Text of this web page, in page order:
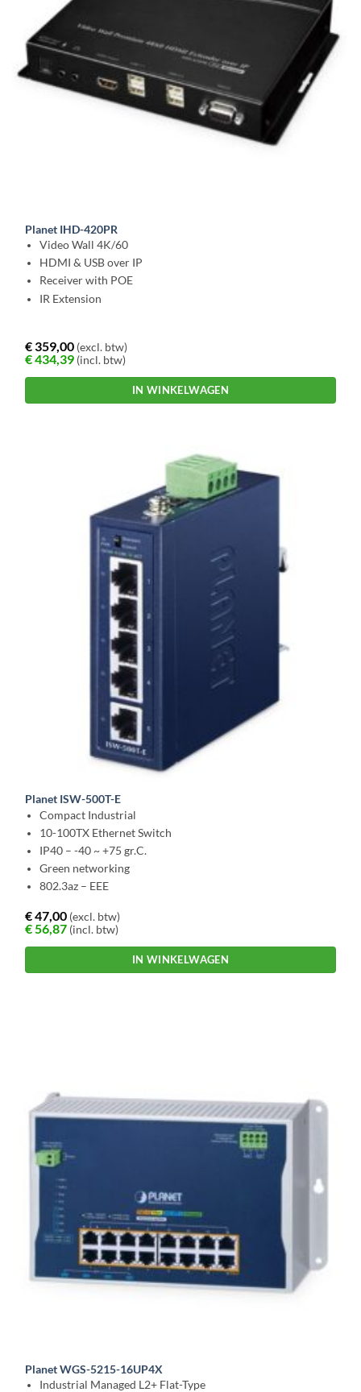
Planet IHD-420PR
Video Wall 4K/60
HDMI & USB over IP
Receiver with POE
IR Extension
€359,00 (excl. btw)
€434,39 (incl. btw)
IN WINKELWAGEN
Planet ISW-500T-E
Compact Industrial
10-100TX Ethernet Switch
IP40 – -40 ~ +75 gr.C.
Green networking
802.3az – EEE
€47,00 (excl. btw)
€56,87 (incl. btw)
IN WINKELWAGEN
Planet WGS-5215-16UP4X
Industrial Managed L2+ Flat-Type